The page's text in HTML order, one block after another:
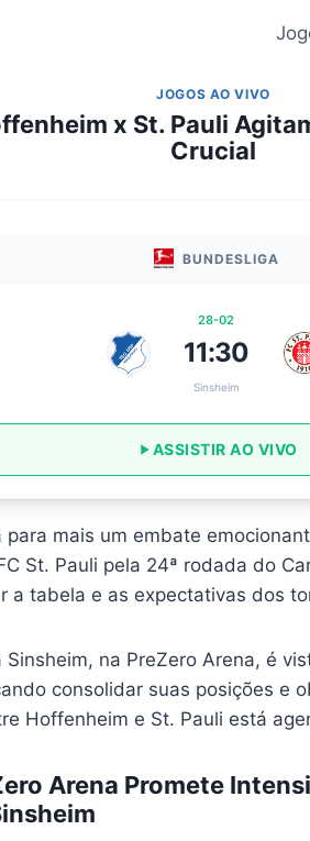
JOGOS AO VIVO
x St. Pauli
Crucial
BUNDESLIGA
28-02
11:30
Sinsheim
ASSISTIR AO VIVO
para mais um embate
St. Pauli pela 24ª rodada do
a tabela e as expectativas dos
na PreZero Arena, é
consolidar suas posições e
Hoffenheim e St. Pauli está
Arena Promete